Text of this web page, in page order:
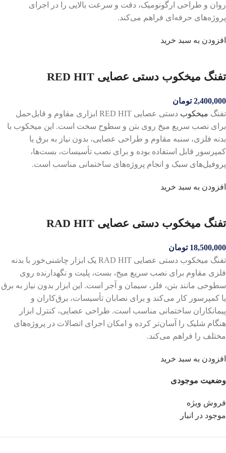
وضعیت موجودی
فروش ویژه
موجود در انبار
روان و طراحی ارگونومیک، دقت و سرعت بالایی را در اجرای
پروژه‌های حرفه‌ای فراهم می‌کند.
افزودن به سبد خرید
تفنگ میخکوب دستی عصایی RED HIT
2,400,000 تومان
تفنگ میخکوب
دستی عصایی RED HIT ابزاری مقاوم و قابل‌حمل
برای نصب سریع میخ روی بتن و سطوح سخت است. این میخکوب با
بدنه فلزی، سنبه مقاوم و طراحی عصایی، بدون نیاز به برق یا
کمپرسور قابل استفاده بوده و برای نصب تأسیسات، بست‌ها،
پروفیل‌های سبک و انجام پروژه‌های ساختمانی مناسب است.
افزودن به سبد خرید
تفنگ میخکوب دستی عصایی RAD HIT
18,500,000 تومان
تفنگ میخکوب دستی عصایی RAD HIT یک ابزار چاشنی‌خور با بدنه
فلزی مقاوم برای نصب سریع میخ، بست، پلیت و نگهدارنده روی
سطوحی مانند بتن، فلز، سیمان و آجر است. این ابزار بدون نیاز به برق
یا کمپرسور کار می‌کند و برای نصابان تأسیسات، برق‌کاران و
پیمانکاران ساختمانی مناسب است. طراحی عصایی، کنترل ابزار
هنگام شلیک را آسان‌تر کرده و امکان اجرای اتصالات در پروژه‌های
مختلف را فراهم می‌کند.
افزودن به سبد خرید